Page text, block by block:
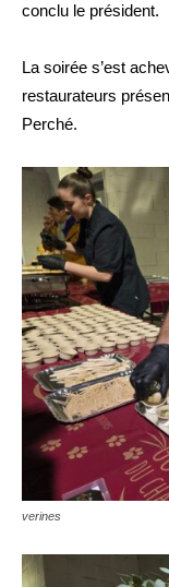
conclu le président.
La soirée s’est
restaurateurs
Perché.
verines